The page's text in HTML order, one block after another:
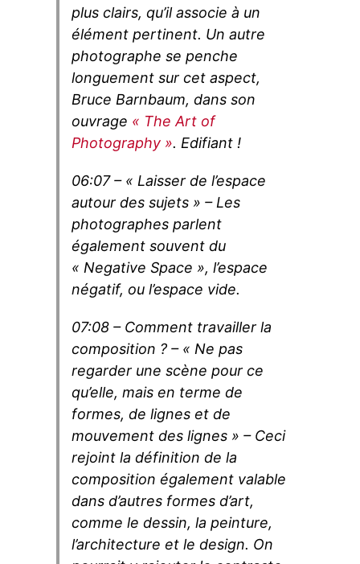
plus clairs, qu’il associe à un
élément pertinent. Un autre
photographe se penche
longuement sur cet aspect,
Bruce Barnbaum, dans son
ouvrage « The Art of
Photography ». Edifiant !
06:07 – « Laisser de l’espace
autour des sujets » – Les
photographes parlent
également souvent du
« Negative Space », l’espace
négatif, ou l’espace vide.
07:08 – Comment travailler la
composition ? – « Ne pas
regarder une scène pour ce
qu’elle, mais en terme de
formes, de lignes et de
mouvement des lignes » – Ceci
rejoint la définition de la
composition également valable
dans d’autres formes d’art,
comme le dessin, la peinture,
l’architecture et le design. On